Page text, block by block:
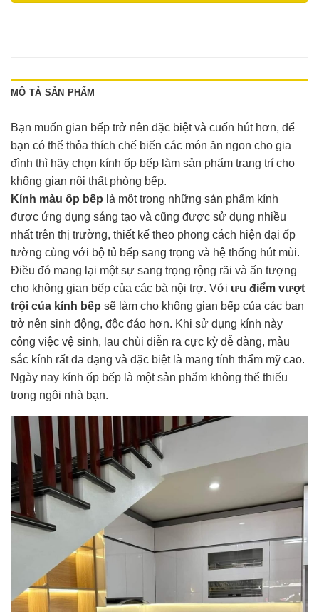
MÔ TẢ SẢN PHẨM
Bạn muốn gian bếp trở nên đặc biệt và cuốn hút hơn, để
bạn có thể thỏa thích chế biến các món ăn ngon cho gia
đình thì hãy chọn kính ốp bếp làm sản phẩm trang trí cho
không gian nội thất phòng bếp.
Kính màu ốp bếp là một trong những sản phẩm kính
được ứng dụng sáng tạo và cũng được sử dụng nhiều
nhất trên thị trường, thiết kế theo phong cách hiện đại ốp
tường cùng với bộ tủ bếp sang trọng và hệ thống hút mùi.
Điều đó mang lại một sự sang trọng rộng rãi và ấn tượng
cho không gian bếp của các bà nội trợ. Với ưu điểm vượt
trội của kính bếp sẽ làm cho không gian bếp của các bạn
trở nên sinh động, độc đáo hơn. Khi sử dụng kính này
công việc vệ sinh, lau chùi diễn ra cực kỳ dễ dàng, màu
sắc kính rất đa dạng và đặc biệt là mang tính thẩm mỹ cao.
Ngày nay kính ốp bếp là một sản phẩm không thể thiếu
trong ngôi nhà bạn.